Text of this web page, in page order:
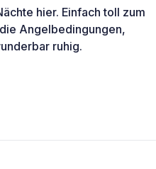
hier. Einfach toll zum
Angelbedingungen,
ruhig.